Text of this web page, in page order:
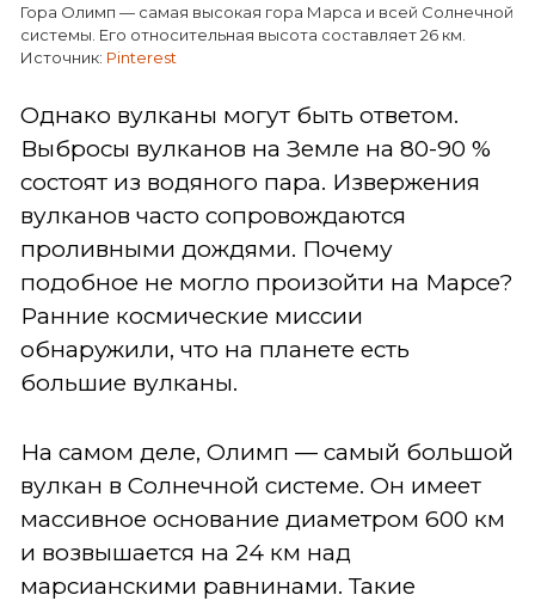
Гора Олимп — самая высокая гора Марса и всей Солнечной
системы. Его относительная высота составляет 26 км.
Источник: Pinterest
Однако вулканы могут быть ответом.
Выбросы вулканов на Земле на 80-90 %
состоят из водяного пара. Извержения
вулканов часто сопровождаются
проливными дождями. Почему
подобное не могло произойти на Марсе?
Ранние космические миссии
обнаружили, что на планете есть
большие вулканы.
На самом деле, Олимп — самый большой
вулкан в Солнечной системе. Он имеет
массивное основание диаметром 600 км
и возвышается на 24 км над
марсианскими равнинами. Такие